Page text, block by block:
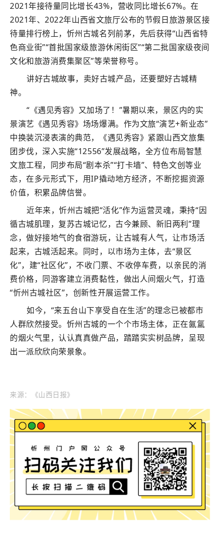
2021年接待量同比增长43%，营收同比增长67%。在
2021年、2022年山西省文旅厅公布的节假日旅游景区接
待量排行榜上，忻州古城名列前茅，先后获得“山西省特
色商业街”“首批国家级旅游休闲街区”“第二批国家级夜间
文化和旅游消费集聚区”等荣誉称号。
讲好古城故事，卖好古城产品，还要塑好古城精
神。
“《遇见秀容》又加场了！”暑期以来，景区内的实
景演艺《遇见秀容》场场爆满。作为文旅“演艺+新业态”
中换装沉浸表演的典范，《遇见秀容》紧跟山西文旅集
团步伐，深入实施“12556”发展战略，全方位布局智慧
文旅工程，同步布局“剧本杀”“打卡墙”、特色文创等业
态，在多元形式下，用IP撬动地方经济，不断挖掘资源
价值，积累品牌信誉。
近年来，忻州古城把“活化”作为运营灵魂，秉持“因
循古城肌理，复苏古城记忆，古今兼顾、新旧两利”理
念，做好接地气的食宿游玩，让古城有人气，让市场活
起来，古城活起来。同时，以市场为主体，去“景区
化”，建“社区化”，不收门票、不收停车费，以亲民的消
费价格，同游客建立消费黏性，做出人间烟火气，打造
“忻州古城社区”，创新性开展运营工作。
如今，“来五台山下享受自在生活”的理念已被都市
人群欣然接受。忻州古城的一个个市场主体，正在氤氲
的烟火气里，认认真真做产品，踏踏实实树品牌，呈现
出一派欣欣向荣景象。
来源：《山西日报》